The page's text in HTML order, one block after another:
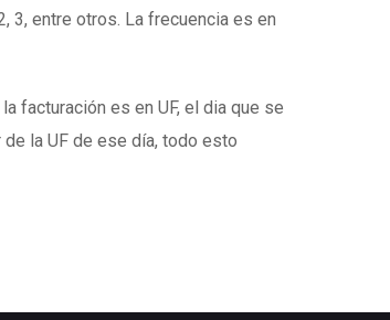
3, entre otros. La frecuencia es en
facturación es en UF, el dia que se
la UF de ese día, todo esto